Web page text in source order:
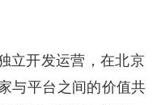
立开发运营，在北京
与平台之间的价值共